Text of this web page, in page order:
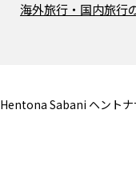
海外旅行・国内旅行
Hentona Sabani ヘントナ